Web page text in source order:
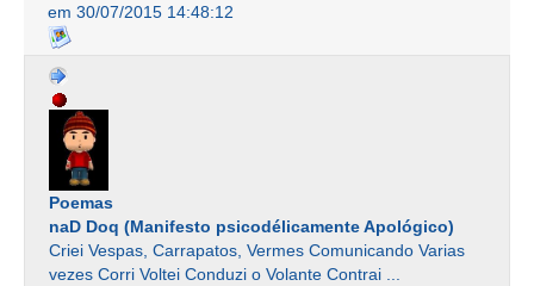
em 30/07/2015 14:48:12
Poemas
naD Doq (Manifesto psicodélicamente Apológico)
Criei Vespas, Carrapatos, Vermes Comunicando Varias
vezes Corri Voltei Conduzi o Volante Contrai ...